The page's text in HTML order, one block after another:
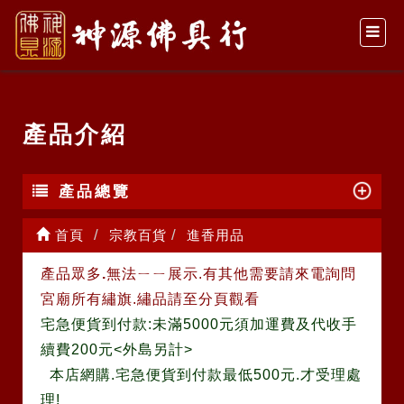
產品介紹
產品總覽
首頁 宗教百貨 進香用品
產品眾多.無法ㄧㄧ展示.有其他需要請來電詢問
宮廟所有繡旗.繡品請至分頁觀看
宅急便貨到付款:未滿5000元須加運費及代收手
續費200元<外島另計>
本店網購.宅急便貨到付款最低500元.才受理處
理!